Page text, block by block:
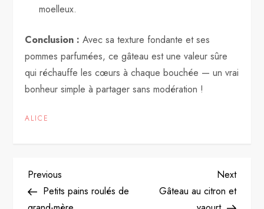
moelleux.
Conclusion : Avec sa texture fondante et ses
pommes parfumées, ce gâteau est une valeur sûre
qui réchauffe les cœurs à chaque bouchée — un vrai
bonheur simple à partager sans modération !
ALICE
P
Previous
Post
Previous
Petits pains roulés de
Next
Post
Next
Gâteau au citron et